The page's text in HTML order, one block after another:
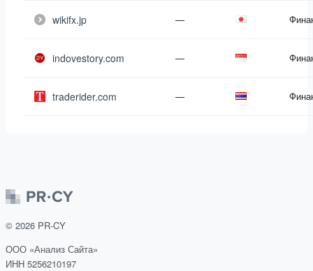
wikifx.jp —
indovestory.com —
traderider.com —
© 2026 PR-CY
ООО «Анализ Сайта»
ИНН 5256210197